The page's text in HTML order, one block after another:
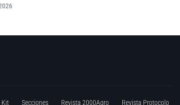
Kit Secciones Revista 2000Agro Revista Protocolo